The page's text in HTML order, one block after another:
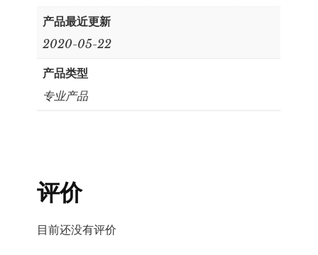
产品最近更新
2020-05-22
产品类型
专业产品
评价
目前还没有评价